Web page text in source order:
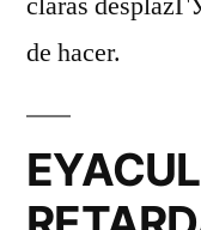
de hacer.